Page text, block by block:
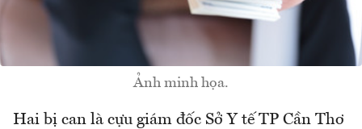
Ảnh minh họa.
Hai bị can là cựu giám đốc Sở Y tế TP Cần Thơ